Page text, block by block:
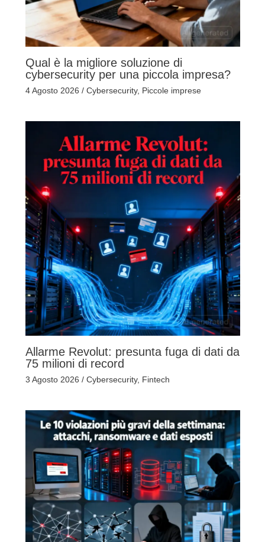
Qual è la migliore soluzione di
cybersecurity per una piccola impresa?
4 Agosto 2026 / Cybersecurity, Piccole imprese
Allarme Revolut: presunta fuga di dati da
75 milioni di record
3 Agosto 2026 / Cybersecurity, Fintech